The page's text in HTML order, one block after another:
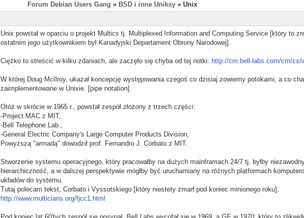
Forum Debian Users Gang » BSD i inne Uniksy » Unix
Unix powstał w oparciu o projekt Multics tj. Multiplexed Information and Computing Service [który to
ostatnim jego użytkownikiem był Kanadyjski Departament Obrony Narodowej].
Ciężko to streścić w kilku zdaniach, ale zaczęło się chyba od tej notki: http://cm.bell-labs.com/cm/cs/
W której Doug McIlroy, ukazał koncepcję występowania czegoś co dzisiaj zowiemy potokami, a co
zaimplementowane w Unixie. [pipe notation].
Otóż w skrócie w 1965 r., powstał zespół złożony z trzech części:
-Project MAC z MIT,
-Bell Telephone Lab.,
-General Electric Company's Large Computer Products Division,
Powyższą "armadą" dowodził prof. Fernandro J. Corbato z MIT.
Stworzenie systemu operacyjnego, który pracowałby na dużych mainframach 24/7 tj. byłby
hierarchiczność, a w dalszej perspektywie mógłby być uruchamiany na różnych platformach
układów do systemu.
Tutaj polecam tekst, Corbato i Vyssotskiego [który niestety zmarł pod koniec minionego roku];
http://www.multicians.org/fjcc1.html